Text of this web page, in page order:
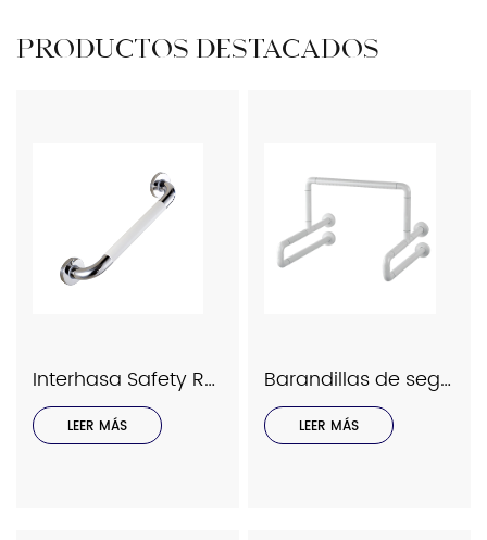
PRODUCTOS DESTACADOS
Interhasa Safety Rails Series Model 9023
LEER MÁS
Barandillas de seguridad Interhasa serie modelo 9034
LEER MÁS